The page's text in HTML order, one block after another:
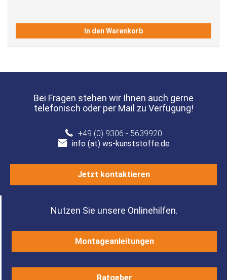
In den Warenkorb
Bei Fragen stehen wir Ihnen auch gerne
telefonisch oder per Mail zu Verfügung!
+49 (0) 9306 - 5639920
info (at) ws-kunststoffe.de
Jetzt kontaktieren
Nutzen Sie unsere Onlinehilfen.
Montageanleitungen
Ratgeber